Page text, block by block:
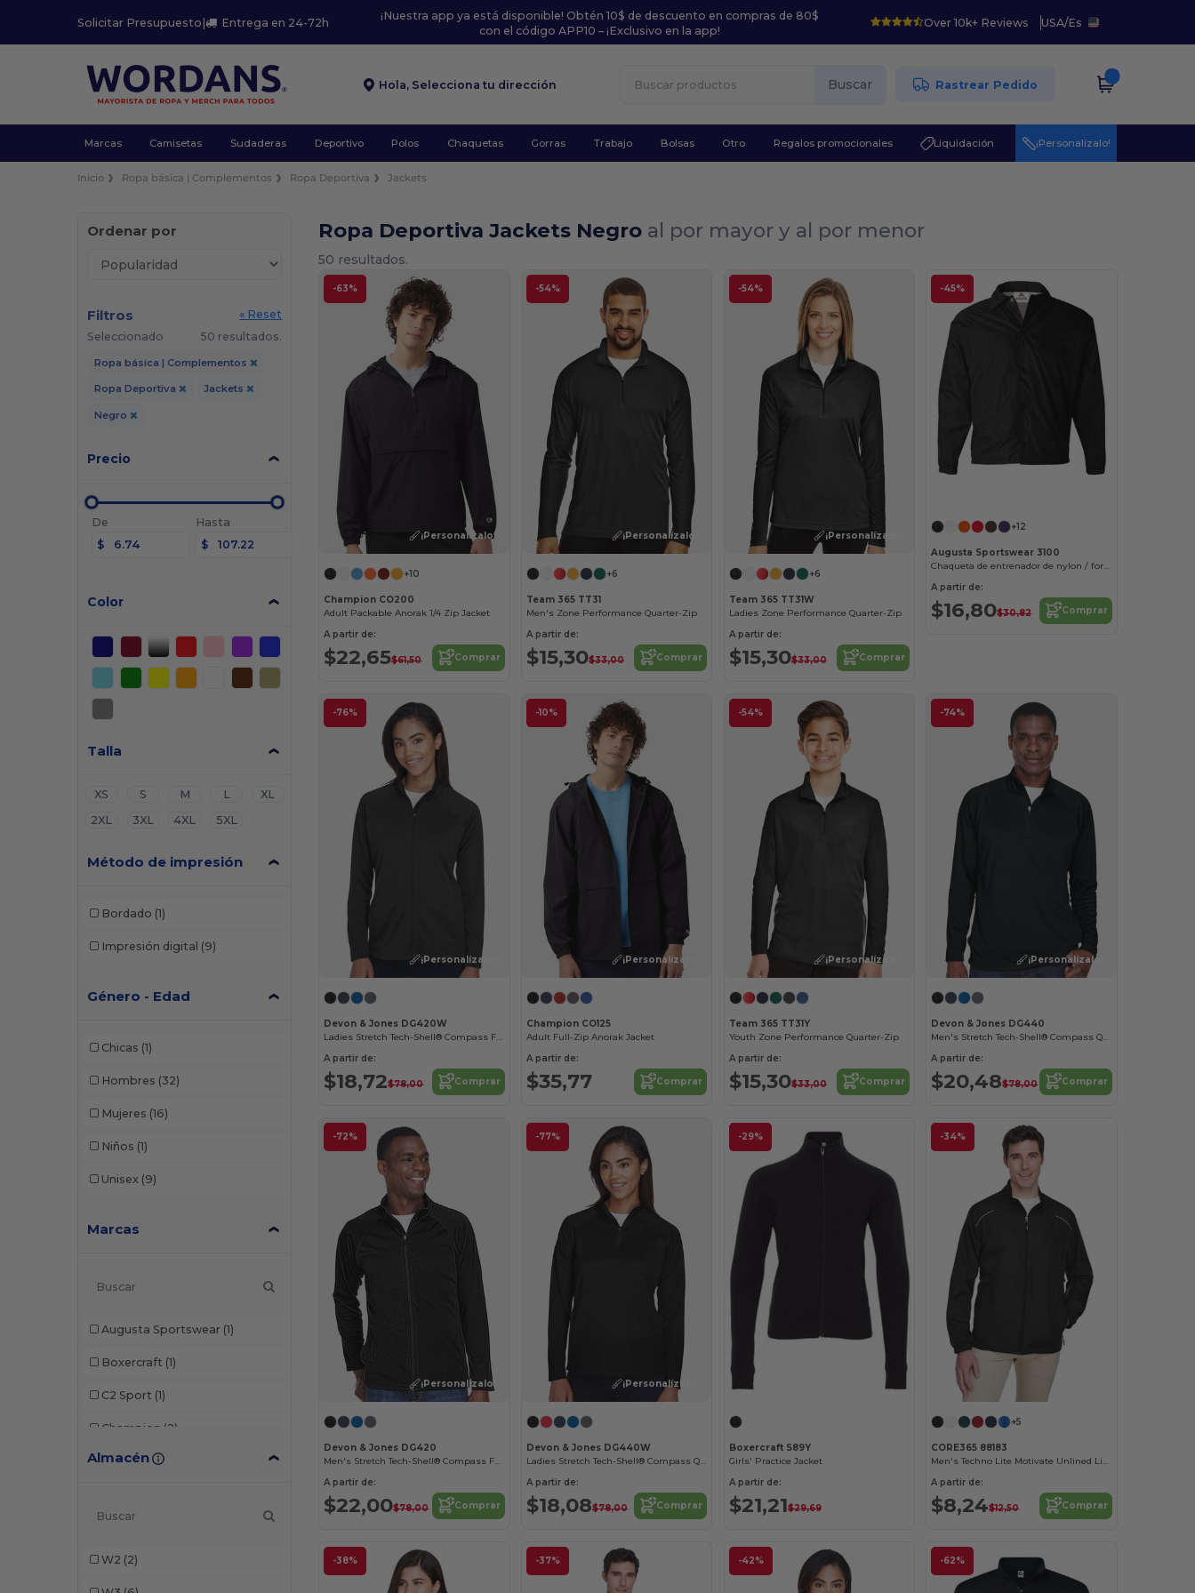
Solicitar Presupuesto | Entrega en 24-72h
¡Nuestra app ya está disponible! Obtén 10$ de descuento en compras de 80$
con el código APP10 – ¡Exclusivo en la app!
Over 10k+ Reviews USA/Es
Hola, Selecciona tu dirección Buscar Rastrear Pedido
Marcas Camisetas Sudaderas Deportivo Polos Chaquetas Gorras Trabajo Bolsas Otro Regalos promocionales Liquidación ¡Personalízalo!
Inicio Ropa básica | Complementos Ropa Deportiva Jackets
Ordenar por
Filtros
« Reset
Seleccionado
50 resultados.
Ropa básica | Complementos
Ropa Deportiva Jackets
Negro
Precio
De
$
Hasta
$
Color
Talla
XS S M L
XL
2XL
3XL 4XL 5XL
Método de impresión
Bordado (1)
Impresión digital (9)
Género - Edad
Chicas (1)
Hombres (32)
Mujeres (16)
Niños (1)
Unisex (9)
Marcas
Augusta Sportswear (1)
Boxercraft (1)
C2 Sport (1)
Champion (2)
Core365 (17)
Marmot
Almacén
W2 (2)
Ropa Deportiva Jackets Negro al por mayor y al por menor
50 resultados.
-63%
¡Personalízalo!
+10
Champion CO200
Adult Packable Anorak 1/4 Zip Jacket
A partir de:
$22,65$61,50 Comprar
-54%
¡Personalízalo!
+6
Team 365 TT31
Men's Zone Performance Quarter-Zip
A partir de:
$15,30$33,00 Comprar
-54%
¡Personalízalo!
+6
Team 365 TT31W
Ladies Zone Performance Quarter-Zip
A partir de:
$15,30$33,00 Comprar
-45%
+12
Augusta Sportswear 3100
Chaqueta de entrenador de nylon / forrada
A partir de:
$16,80$30,82 Comprar
-76%
¡Personalízalo!
Devon & Jones DG420W
Ladies Stretch Tech-Shell® Compass Full-Zip
A partir de:
$18,72$78,00 Comprar
-10%
¡Personalízalo!
Champion CO125
Adult Full-Zip Anorak Jacket
A partir de:
$35,77 Comprar
-54%
¡Personalízalo!
Team 365 TT31Y
Youth Zone Performance Quarter-Zip
A partir de:
$15,30$33,00 Comprar
-74%
¡Personalízalo!
Devon & Jones DG440
Men's Stretch Tech-Shell® Compass Quarter-Zip
A partir de:
$20,48$78,00 Comprar
-72%
¡Personalízalo!
Devon & Jones DG420
Men's Stretch Tech-Shell® Compass Full-Zip
A partir de:
$22,00$78,00 Comprar
-77%
¡Personalízalo!
Devon & Jones DG440W
Ladies Stretch Tech-Shell® Compass Quarter-Zip
A partir de:
$18,08$78,00 Comprar
-29%
Boxercraft S89Y
Girls' Practice Jacket
A partir de:
$21,21$29,69
-34%
+5
CORE365 88183
Men's Techno Lite Motivate Unlined Lightweight Jacket
A partir de:
$8,24$12,50 Comprar
-38% -37% -42% -62%